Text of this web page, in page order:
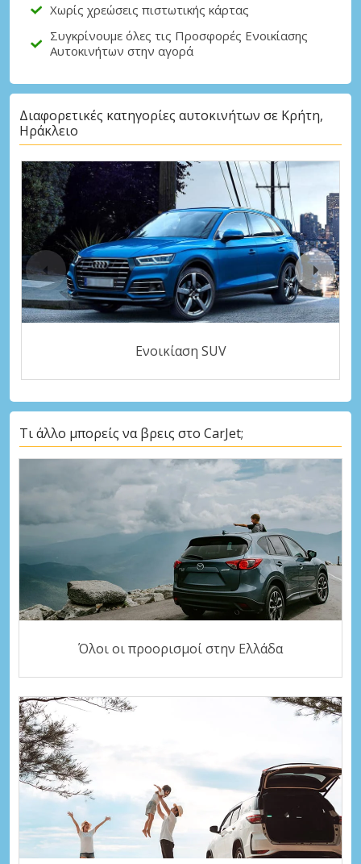
Χωρίς χρεώσεις πιστωτικής κάρτας
Συγκρίνουμε όλες τις Προσφορές Ενοικίασης
Αυτοκινήτων στην αγορά
Διαφορετικές κατηγορίες αυτοκινήτων σε Κρήτη,
Ηράκλειο
Ενοικίαση SUV
Τι άλλο μπορείς να βρεις στο CarJet;
Όλοι οι προορισμοί στην Ελλάδα